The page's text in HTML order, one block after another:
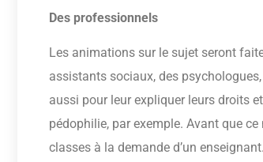
Des professionnels
Les animations sur le sujet seront
assistants sociaux, des
aussi pour leur expliquer leurs droits
pédophilie, par exemple. Avant que
classes à la demande d’un